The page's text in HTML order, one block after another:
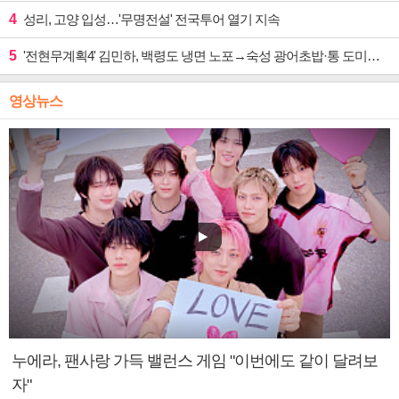
4 성리, 고양 입성…'무명전설' 전국투어 열기 지속
5 '전현무계획4' 김민하, 백령도 냉면 노포→숙성 광어초밥·통 도미찜 맛집 탐방
영상뉴스
누에라, 팬사랑 가득 밸런스 게임 "이번에도 같이 달려보
자"